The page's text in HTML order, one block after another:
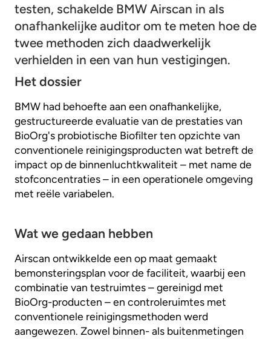
testen, schakelde BMW Airscan in als
onafhankelijke auditor om te meten hoe de
twee methoden zich daadwerkelijk
verhielden in een van hun vestigingen.
Het dossier
BMW had behoefte aan een onafhankelijke,
gestructureerde evaluatie van de prestaties van
BioOrg's probiotische Biofilter ten opzichte van
conventionele reinigingsproducten wat betreft de
impact op de binnenluchtkwaliteit – met name de
stofconcentraties – in een operationele omgeving
met reële variabelen.
Wat we gedaan hebben
Airscan ontwikkelde een op maat gemaakt
bemonsteringsplan voor de faciliteit, waarbij een
combinatie van testruimtes – gereinigd met
BioOrg-producten – en controleruimtes met
conventionele reinigingsmethoden werd
aangewezen. Zowel binnen- als buitenmetingen